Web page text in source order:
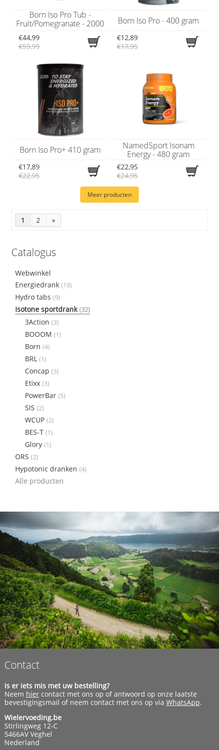
Born Iso Pro Tub -
Fruit/Pomegranate - 2000
gram
€44,99
€59,99
Born Iso Pro - 400 gram
€12,89
€17,95
Born Iso Pro+ 410 gram
€17,89
€22,95
NamedSport Isonam
Energy - 480 gram
€22,95
€24,95
Meer producten
1 2 »
Catalogus
Webwinkel
Energiedrank (19)
Hydro tabs (9)
Isotone sportdrank(32)
3Action (3)
BOOOM (1)
Born (4)
BRL (1)
Concap (3)
Etixx (3)
PowerBar (5)
SIS (2)
WCUP (2)
BES-T (1)
Glory (1)
ORS (2)
Hypotonic dranken (4)
Alle producten
Contact
Is er iets mis met uw bestelling?
Neem hiercontact met ons op of antwoord op onze laatste
bevestigingsmail of neem contact met ons op via WhatsApp.
Wielervoeding.be
Stirlingweg 12-C
5466AV Veghel
Nederland